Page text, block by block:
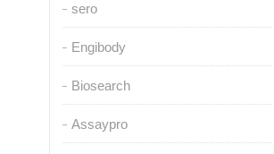
sero
Engibody
Biosearch
Assaypro